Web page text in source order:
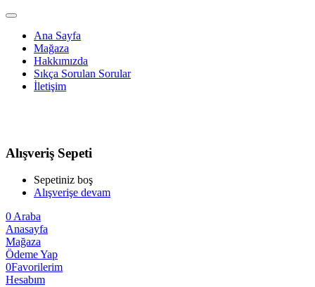
Ana Sayfa
Mağaza
Hakkımızda
Sıkça Sorulan Sorular
İletişim
Alışveriş Sepeti
Sepetiniz boş
Alışverişe devam
0 Araba
Anasayfa
Mağaza
Ödeme Yap
0Favorilerim
Hesabım